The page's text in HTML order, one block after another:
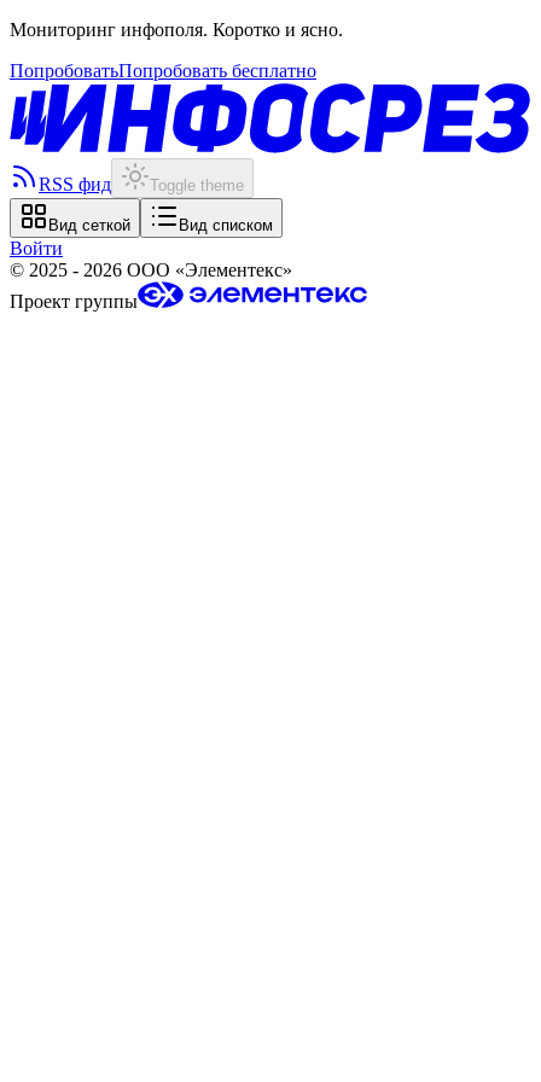
Мониторинг инфополя. Коротко и ясно.
ПопробоватьПопробовать бесплатно
RSS фид Toggle theme
Вид сеткой Вид списком
Войти
© 2025 - 2026 ООО «Элементекс»
Проект группы